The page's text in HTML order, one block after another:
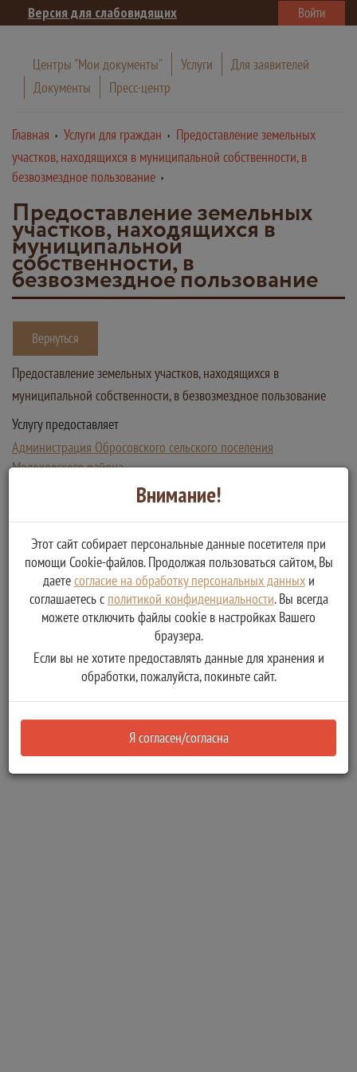
Версия для слабовидящих Войти
Центры "Мои документы" Услуги
Для заявителей
Документы
Пресс-центр
Главная Услуги для граждан
Предоставление земельных
участков, находящихся в муниципальной собственности, в
безвозмездное пользование
Предоставление земельных
участков, находящихся в
муниципальной
собственности, в
безвозмездное пользование
Вернуться
Предоставление земельных участков, находящихся в
муниципальной собственности, в безвозмездное пользование
Услугу предоставляет
Администрация Обросовского сельского поселения
Молоковского района
Предоставление земельных участков, находящихся в
муниципальной собственности, в безвозмездное
пользование
Внимание!
Этот сайт собирает персональные данные посетителя при
помощи Cookie-файлов. Продолжая пользоваться сайтом, Вы
даетесогласие на обработку персональных данныхи
соглашаетесь с политикой конфиденциальности. Вы всегда
можете отключить файлы cookie в настройках Вашего
браузера.
Если вы не хотите предоставлять данные для хранения и
обработки, пожалуйста, покиньте сайт.
Я согласен/согласна